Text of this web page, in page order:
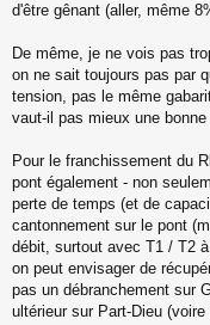
d'être gênant (aller, même
De même, je ne vois pas
on ne sait toujours pas par
tension, pas le même
vaut-il pas mieux une
Pour le franchissement du
pont également - non
perte de temps (et de
cantonnement sur le pont
débit, surtout avec T1 / T2
on peut envisager de
pas un débranchement sur
ultérieur sur Part-Dieu